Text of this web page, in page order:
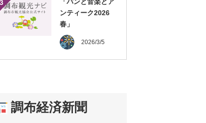
3
ンティーク2026
春」
2026/3/5
調布経済新聞